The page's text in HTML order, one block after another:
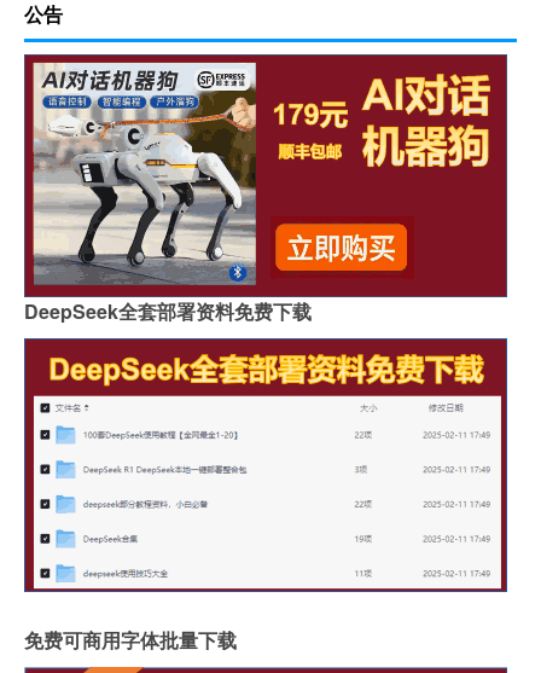
公告
DeepSeek全套部署资料免费下载
免费可商用字体批量下载